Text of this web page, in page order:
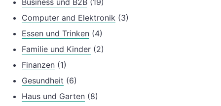
Computer and Elektronik (3)
Essen und Trinken (4)
Familie und Kinder (2)
Finanzen (1)
Gesundheit (6)
Haus und Garten (8)